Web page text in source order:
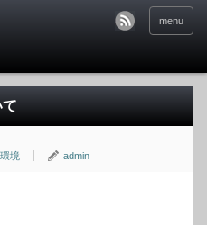
menu
境 admin